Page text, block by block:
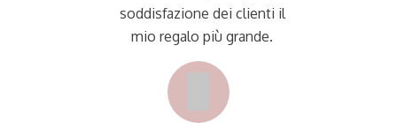
soddisfazione dei clienti il
mio regalo più grande.